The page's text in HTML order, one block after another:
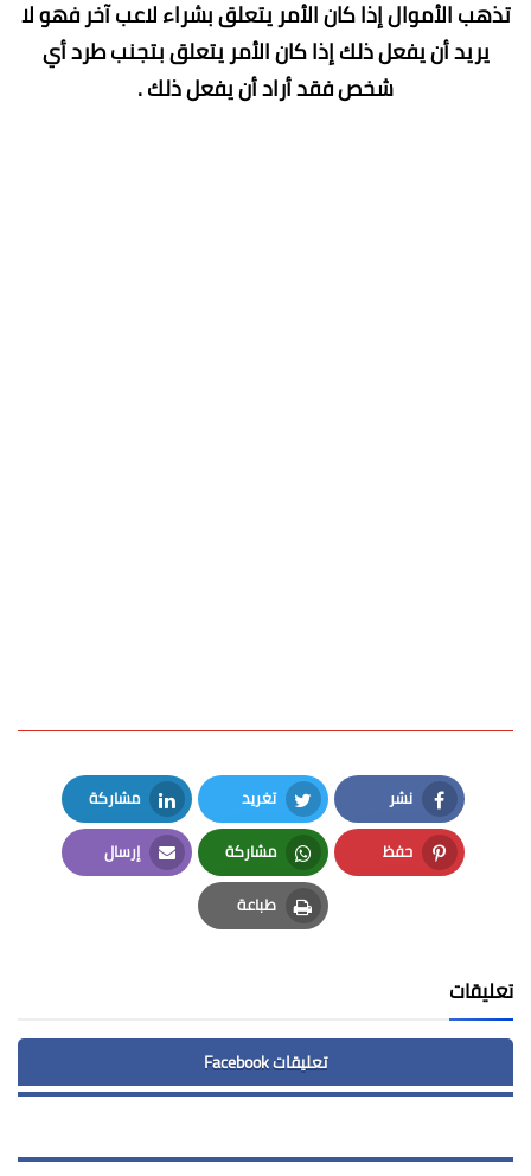
تذهب الأموال إذا كان الأمر يتعلق بشراء لاعب آخر فهو لا
يريد أن يفعل ذلك إذا كان الأمر يتعلق بتجنب طرد أي
شخص فقد أراد أن يفعل ذلك .
نشر
Facebook
تغريد
Twitter
مشاركة
LinkedIn
حفظ
Pinterest
مشاركة
Whatsapp
إرسال
Email
طباعة
Print
تعليقات
تعليقات Facebook